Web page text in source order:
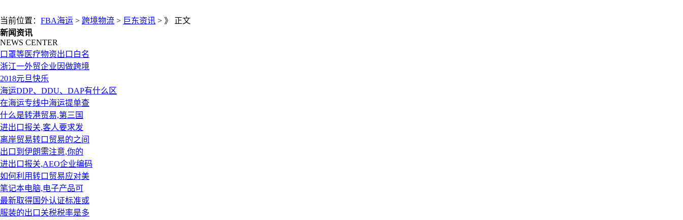
当前位置： FBA海运 > 跨境物流 > 巨东资讯 > 》 正文
新闻资讯
NEWS CENTER
口罩等医疗物资出口白名
浙江一外贸企业因做跨境
2018元旦快乐
海运DDP、DDU、DAP有什么区
在海运专线中海运提单查
什么是转港贸易,第三国
进出口报关,客人要求发
离岸贸易转口贸易的之间
出口到伊朗需注意,你的
进出口报关,AEO企业编码
如何利用转口贸易应对美
笔记本电脑,电子产品可
最新取得国外认证标准或
服装的出口关税税率是多